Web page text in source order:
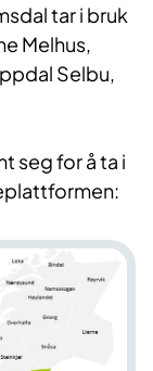
tar i bruk
Melhus,
Selbu,
seg for å ta i